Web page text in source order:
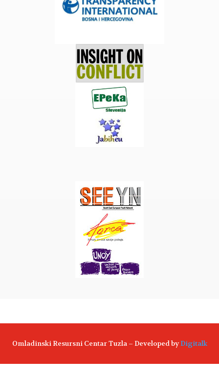
Omladinski Resursni Centar Tuzla – Developed byDigitalk